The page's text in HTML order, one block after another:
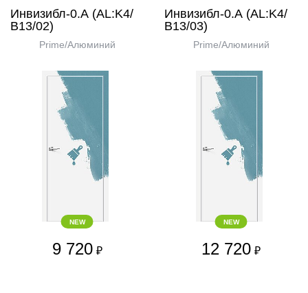
Инвизибл-0.А (AL:K4/
В13/02)
Prime/Алюминий
NEW
9 720 ₽
Инвизибл-0.А (AL:K4/
В13/03)
Prime/Алюминий
NEW
12 720 ₽